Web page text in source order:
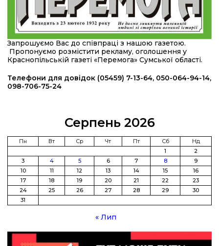
16:34
24 лип
490 пацієнтів та 15 відвіданих сіл: МБФ
«Альянс громадського здоров’я» підбив
підсумки роботи мобільних клінік у Сумській
області
23 лип
захистити рідну землю: пам’яті Сергія
Балабаєнка (ВІДЕО)
20:36
Нова кав’ярня в Сумах: як родина військового
з Краснопілля відкрила «Лев каву» за грантові
кошти (ВІДЕО)
14:37
21 лип
Захищав кордон до останнього подиху:
пам’яті полеглого прикордонника Олександра
Кичаня (ВІДЕО)
21 лип
Від штанги до «крил»: як спорт і характер
Запрошуємо Вас до співпраці з нашою газетою.
Пропонуємо розмістити рекламу, оголошення у
Краснопільській газеті «Перемога» Сумської області.
Телефони для довідок (05459) 7-13-64, 050-064-94-14,
098-706-75-24
Серпень 2026
Пн Вт Ср Чт Пт Сб
Нд
1
2
3
4 5 6 7 8
9
10
11 12 13 14 15
16
17
18 19 20 21 22
23
24
25 26 27 28 29
30
31
« Лип